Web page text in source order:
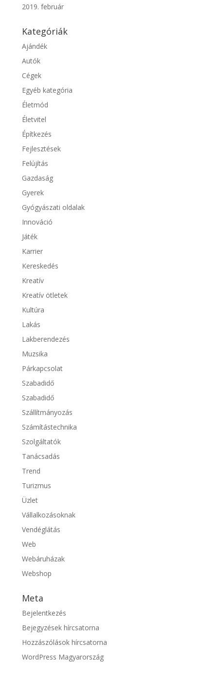
2019. február
Kategóriák
Ajándék
Autók
Cégek
Egyéb kategória
Életmód
Életvitel
Építkezés
Fejlesztések
Felújítás
Gazdaság
Gyerek
Gyógyászati oldalak
Innováció
Játék
Karrier
Kereskedés
Kreatív
Kreatív ötletek
Kultúra
Lakás
Lakberendezés
Muzsika
Párkapcsolat
Szabadidő
Szabadidő
Szállítmányozás
Számítástechnika
Szolgáltatók
Tanácsadás
Trend
Turizmus
Üzlet
Vállalkozásoknak
Vendéglátás
Web
Webáruházak
Webshop
Meta
Bejelentkezés
Bejegyzések hírcsatorna
Hozzászólások hírcsatorna
WordPress Magyarország